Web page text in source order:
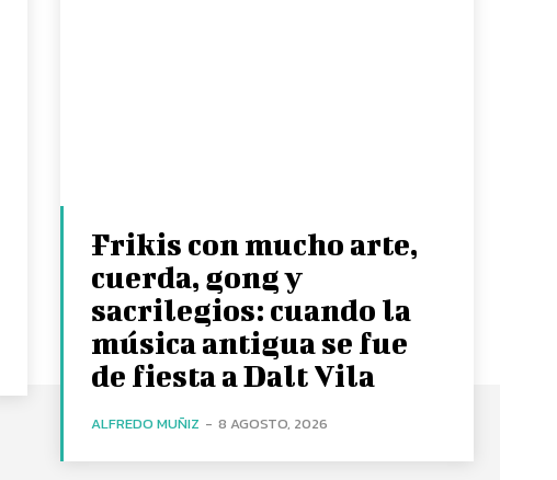
Frikis con mucho arte,
cuerda, gong y
sacrilegios: cuando la
música antigua se fue
de fiesta a Dalt Vila
ALFREDO MUÑIZ - 8 AGOSTO, 2026